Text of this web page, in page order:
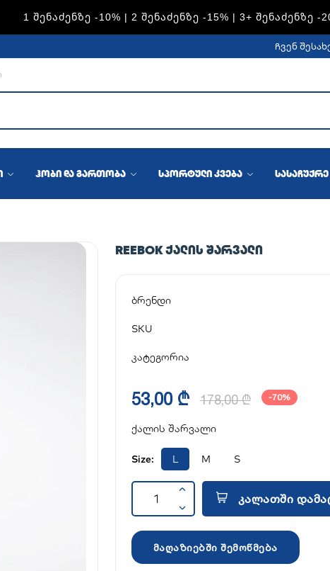
ADIDAS — 1 ᲨᲔᲜᲐᲫᲔᲜᲖᲔ -15% | 2 ᲨᲔᲜᲐᲫᲔᲜᲖᲔ -20% | 3+
ჩვენ
ჰობი და გართობა სპორტული კვება
REEBOK ᲥᲐᲚᲘᲡ ᲨᲐᲠᲕᲐᲚᲘ
ბრენდი
SKU
კატეგორია
53,00 ₾ 178,00 ₾ -70%
ქალის შარვალი
Size: L M S
კალათში
მაღაზიებში შემოწმება